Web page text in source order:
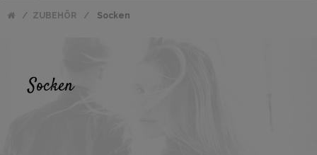
ZUBEHÖR Socken
Socken